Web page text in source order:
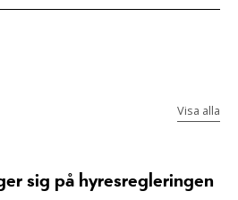
Visa alla
sig på hyresregleringen